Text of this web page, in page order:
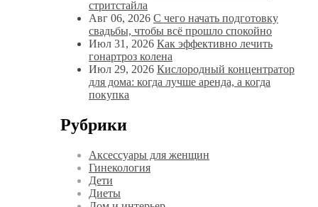
стритстайла
Авг 06, 2026 С чего начать подготовку
свадьбы, чтобы всё прошло спокойно
Июл 31, 2026 Как эффективно лечить
гонартроз колена
Июл 29, 2026 Кислородный концентратор
для дома: когда лучше аренда, а когда
покупка
Рубрики
Аксессуары для женщин
Гинекология
Дети
Диеты